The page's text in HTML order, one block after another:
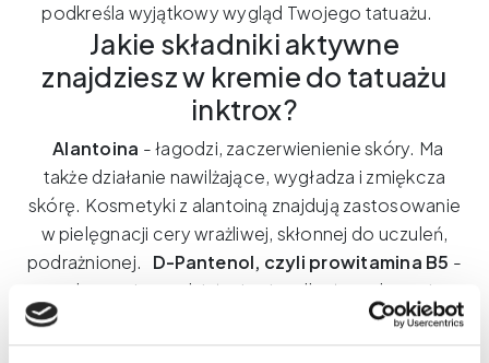
podkreśla wyjątkowy wygląd Twojego tatuażu.
Jakie składniki aktywne
znajdziesz w kremie do tatuażu
inktrox?
Alantoina - łagodzi, zaczerwienienie skóry. Ma
także działanie nawilżające, wygładza i zmiękcza
skórę. Kosmetyki z alantoiną znajdują zastosowanie
w pielęgnacji cery wrażliwej, skłonnej do uczuleń,
podrażnionej. D-Pantenol, czyli prowitamina B5 -
substancja ma działanie nie tylko łagodzące i
lecznicze, co zostało udowodnione w literaturze,
ale także łatwiej się rozprowadza na skórze.